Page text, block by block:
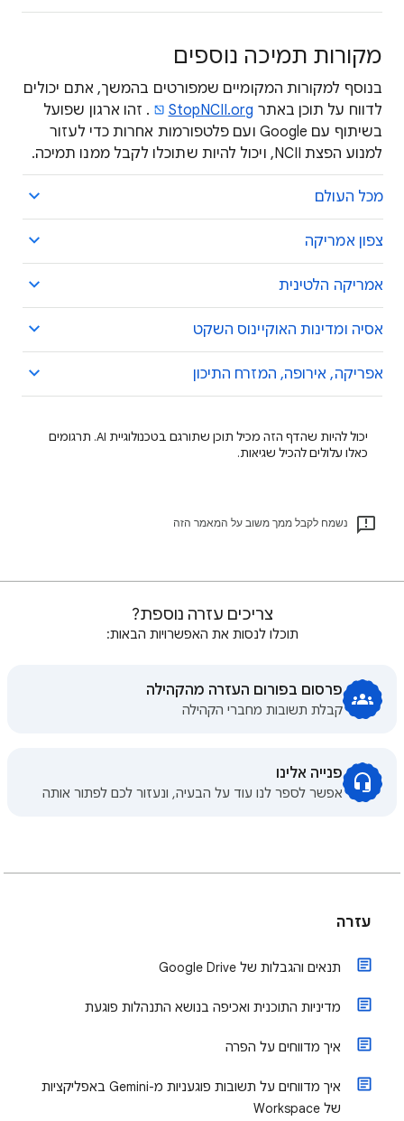
מקורות תמיכה נוספים
בנוסף למקורות המקומיים שמפורטים בהמשך, אתם יכולים
לדווח על תוכן באתר StopNCII.org
. זהו ארגון שפועל
בשיתוף עם Google ועם פלטפורמות אחרות כדי לעזור
למנוע הפצת NCII, ויכול להיות שתוכלו לקבל ממנו תמיכה.
מכל העולם
צפון אמריקה
אמריקה הלטינית
אסיה ומדינות האוקיינוס השקט
אפריקה, אירופה, המזרח התיכון
יכול להיות שהדף הזה מכיל תוכן שתורגם בטכנולוגיית AI. תרגומים
כאלו עלולים להכיל שגיאות.
נשמח לקבל ממך משוב על המאמר הזה
צריכים עזרה נוספת?
תוכלו לנסות את האפשרויות הבאות:
פרסום בפורום העזרה מהקהילה
קבלת תשובות מחברי הקהילה
פנייה אלינו
אפשר לספר לנו עוד על הבעיה, ונעזור לכם לפתור אותה
עזרה
תנאים והגבלות של Google Drive
מדיניות התוכנית ואכיפה בנושא התנהלות פוגעת
איך מדווחים על הפרה
איך מדווחים על תשובות פוגעניות מ-Gemini באפליקציות
של Workspace